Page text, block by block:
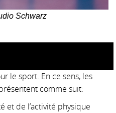
Schwarz
le sport. En ce sens, les
comme suit:
et de l’activité physique